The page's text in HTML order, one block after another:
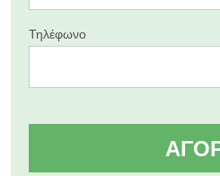
Τηλέφωνο